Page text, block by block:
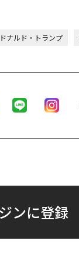
ドナルド・トランプ
ンに登録